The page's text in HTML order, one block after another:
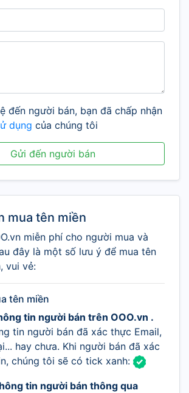
đến người bán, bạn đã chấp nhận
dụng của chúng tôi
Gửi đến người bán
mua tên miền
miễn phí cho người mua và
đây là một số lưu ý để mua tên
vui vẻ:
tên miền
tin người bán trên OOO.vn .
tin người bán đã xác thực Email,
hay chưa. Khi người bán đã xác
chúng tôi sẽ có tick xanh:
tin người bán thông qua